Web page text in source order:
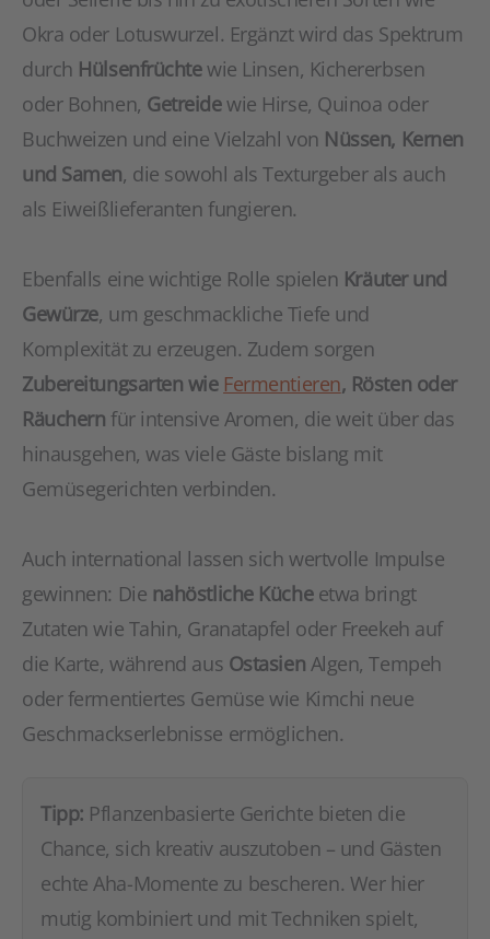
Okra oder Lotuswurzel. Ergänzt wird das Spektrum
durch Hülsenfrüchtewie Linsen, Kichererbsen
oder Bohnen, Getreidewie Hirse, Quinoa oder
Buchweizen und eine Vielzahl von Nüssen, Kernen
und Samen, die sowohl als Texturgeber als auch
als Eiweißlieferanten fungieren.
Ebenfalls eine wichtige Rolle spielen Kräuter und
Gewürze, um geschmackliche Tiefe und
Komplexität zu erzeugen. Zudem sorgen
Zubereitungsarten wie Fermentieren, Rösten oder
Räuchern für intensive Aromen, die weit über das
hinausgehen, was viele Gäste bislang mit
Gemüsegerichten verbinden.
Auch international lassen sich wertvolle Impulse
gewinnen: Die nahöstliche Kücheetwa bringt
Zutaten wie Tahin, Granatapfel oder Freekeh auf
die Karte, während aus Ostasien Algen, Tempeh
oder fermentiertes Gemüse wie Kimchi neue
Geschmackserlebnisse ermöglichen.
Tipp: Pflanzenbasierte Gerichte bieten die
Chance, sich kreativ auszutoben – und Gästen
echte Aha-Momente zu bescheren. Wer hier
mutig kombiniert und mit Techniken spielt,